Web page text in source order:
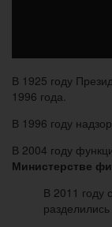
В 1925 году
1996 года.
В 1996 году
В 2004 году
Министерстве
В 2011 году